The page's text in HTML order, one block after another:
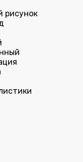
рисунок